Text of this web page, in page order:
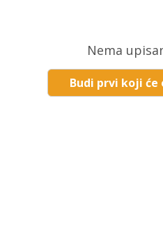
Nema
Budi prvi koji